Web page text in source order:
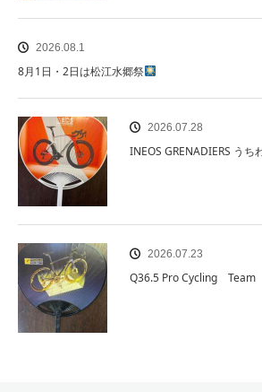
2026.08.1
8月1日・2日は松江水郷祭
2026.07.28
INEOS GRENADIERS う
2026.07.23
Q36.5 Pro Cycling